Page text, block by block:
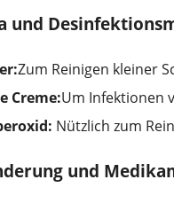
und
Zum Reinigen kleiner
Creme:Um Infektionen
Nützlich zum
und